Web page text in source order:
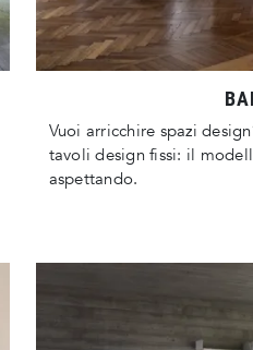
Vuoi arricchire spazi
tavoli design fissi: il
aspettando.